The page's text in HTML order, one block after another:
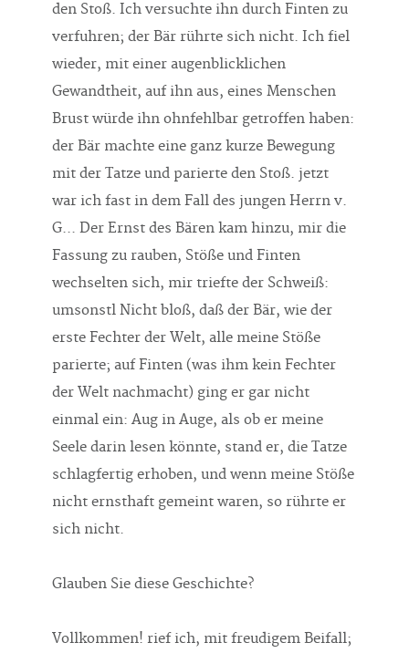
den Stoß. Ich versuchte ihn durch Finten zu
verfuhren; der Bär rührte sich nicht. Ich fiel
wieder, mit einer augenblicklichen
Gewandtheit, auf ihn aus, eines Menschen
Brust würde ihn ohnfehlbar getroffen haben:
der Bär machte eine ganz kurze Bewegung
mit der Tatze und parierte den Stoß. jetzt
war ich fast in dem Fall des jungen Herrn v.
G... Der Ernst des Bären kam hinzu, mir die
Fassung zu rauben, Stöße und Finten
wechselten sich, mir triefte der Schweiß:
umsonstl Nicht bloß, daß der Bär, wie der
erste Fechter der Welt, alle meine Stöße
parierte; auf Finten (was ihm kein Fechter
der Welt nachmacht) ging er gar nicht
einmal ein: Aug in Auge, als ob er meine
Seele darin lesen könnte, stand er, die Tatze
schlagfertig erhoben, und wenn meine Stöße
nicht ernsthaft gemeint waren, so rührte er
sich nicht.
Glauben Sie diese Geschichte?
Vollkommen! rief ich, mit freudigem Beifall;